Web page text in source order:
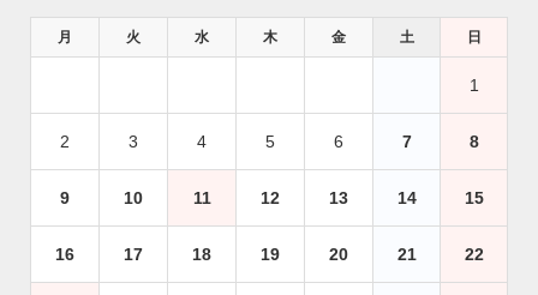
月 火 水 木 金 土 日
1
2 3 4 5 6 7 8
9 10 11 12 13 14 15
16 17 18 19 20 21 22